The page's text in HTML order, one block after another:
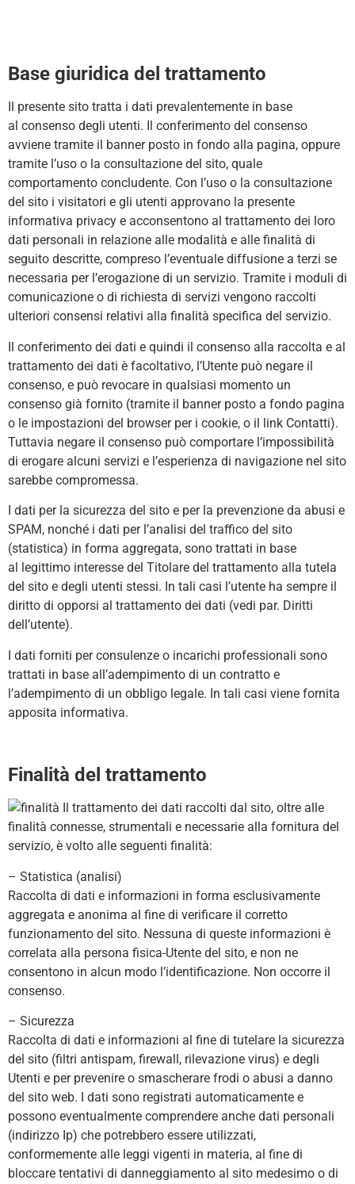
Base giuridica del trattamento
Il presente sito tratta i dati prevalentemente in base
al consenso degli utenti. Il conferimento del consenso
avviene tramite il banner posto in fondo alla pagina, oppure
tramite l’uso o la consultazione del sito, quale
comportamento concludente. Con l’uso o la consultazione
del sito i visitatori e gli utenti approvano la presente
informativa privacy e acconsentono al trattamento dei loro
dati personali in relazione alle modalità e alle finalità di
seguito descritte, compreso l’eventuale diffusione a terzi se
necessaria per l’erogazione di un servizio. Tramite i moduli di
comunicazione o di richiesta di servizi vengono raccolti
ulteriori consensi relativi alla finalità specifica del servizio.
Il conferimento dei dati e quindi il consenso alla raccolta e al
trattamento dei dati è facoltativo, l’Utente può negare il
consenso, e può revocare in qualsiasi momento un
consenso già fornito (tramite il banner posto a fondo pagina
o le impostazioni del browser per i cookie, o il link Contatti).
Tuttavia negare il consenso può comportare l’impossibilità
di erogare alcuni servizi e l’esperienza di navigazione nel sito
sarebbe compromessa.
I dati per la sicurezza del sito e per la prevenzione da abusi e
SPAM, nonché i dati per l’analisi del traffico del sito
(statistica) in forma aggregata, sono trattati in base
al legittimo interesse del Titolare del trattamento alla tutela
del sito e degli utenti stessi. In tali casi l’utente ha sempre il
diritto di opporsi al trattamento dei dati (vedi par. Diritti
dell’utente).
I dati forniti per consulenze o incarichi professionali sono
trattati in base all’adempimento di un contratto e
l’adempimento di un obbligo legale. In tali casi viene fornita
apposita informativa.
Finalità del trattamento
Il trattamento dei dati raccolti dal sito, oltre alle
finalità connesse, strumentali e necessarie alla fornitura del
servizio, è volto alle seguenti finalità:
– Statistica (analisi)
Raccolta di dati e informazioni in forma esclusivamente
aggregata e anonima al fine di verificare il corretto
funzionamento del sito. Nessuna di queste informazioni è
correlata alla persona fisica-Utente del sito, e non ne
consentono in alcun modo l’identificazione. Non occorre il
consenso.
– Sicurezza
Raccolta di dati e informazioni al fine di tutelare la sicurezza
del sito (filtri antispam, firewall, rilevazione virus) e degli
Utenti e per prevenire o smascherare frodi o abusi a danno
del sito web. I dati sono registrati automaticamente e
possono eventualmente comprendere anche dati personali
(indirizzo Ip) che potrebbero essere utilizzati,
conformemente alle leggi vigenti in materia, al fine di
bloccare tentativi di danneggiamento al sito medesimo o di